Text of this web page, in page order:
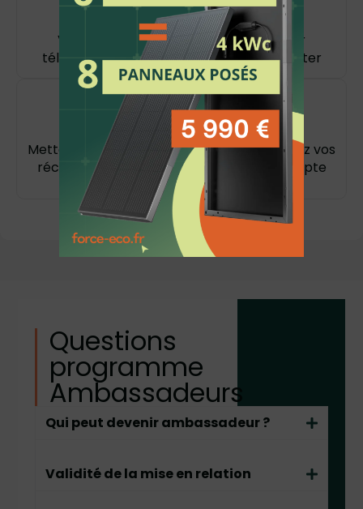
Je télécharge l'application
Vous recevez un sms et un e-mail pour
télécharger l’application et vous connecter
Je Parraine et j'encaisse
Mettez en relation des proches et encaissez vos
récompenses directement sur votre compte
Questions
programme
Ambassadeurs
Qui peut devenir ambassadeur ?
Validité de la mise en relation